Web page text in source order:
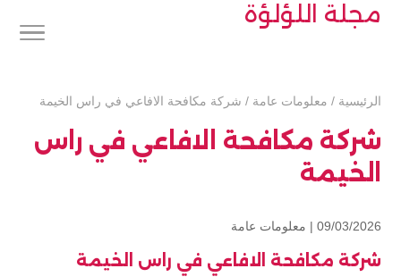
مجلة اللؤلؤة
الرئيسية / معلومات عامة / شركة مكافحة الافاعي في راس الخيمة
شركة مكافحة الافاعي في راس
الخيمة
09/03/2026 | معلومات عامة
شركة مكافحة الافاعي في راس الخيمة